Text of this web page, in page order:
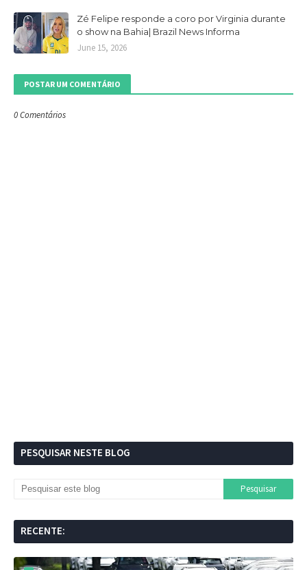
Zé Felipe responde a coro por Virginia durante
o show na Bahia| Brazil News Informa
June 15, 2026
POSTAR UM COMENTÁRIO
0 Comentários
PESQUISAR NESTE BLOG
RECENTE: